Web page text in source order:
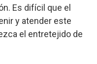
Es difícil que el
y atender este
el entretejido de